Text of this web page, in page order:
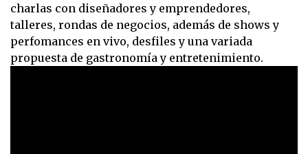
charlas con diseñadores y emprendedores,
talleres, rondas de negocios, además de shows y
perfomances en vivo, desfiles y una variada
propuesta de gastronomía y entretenimiento.